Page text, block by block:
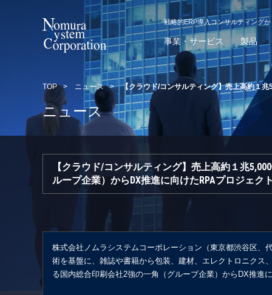
戦略的ERP導入コンサルティング
事業・サービス 製品
TOP > ニュース >【クラウド/コンサルティング】売上高約１
ニュース
【クラウド/コンサルティング】売上高約１兆
ループ企業）からDX推進に向けたRPAプロジェク
株式会社ノムラシステムコーポレーション（東京都渋谷区
術を基盤に、雑誌や書籍から包装、建材、エレクトロニクス
る国内総合印刷会社2強の一角（グループ企業）からDX推進